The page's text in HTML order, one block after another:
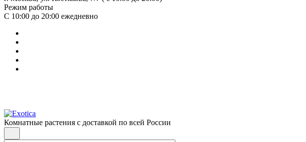
Режим работы
С 10:00 до 20:00 ежедневно
Комнатные растения с доставкой по всей России